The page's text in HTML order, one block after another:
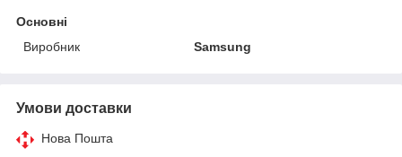
Основні
Виробник
Samsung
Умови доставки
Нова Пошта